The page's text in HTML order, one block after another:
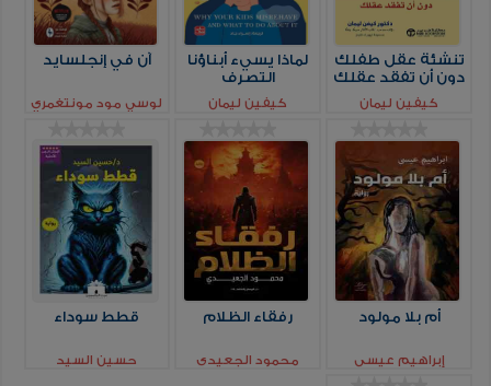
تنشئة عقل طفلك
دون أن تفقد عقلك
كيفين ليمان
لماذا يسيء أبناؤنا
التصرف
كيفين ليمان
آن في إنجلسايد
لوسي مود مونتغمري
أم بلا مولود
إبراهيم عيسي
رفقاء الظلام
محمود الجعيدي
قطط سوداء
حسين السيد